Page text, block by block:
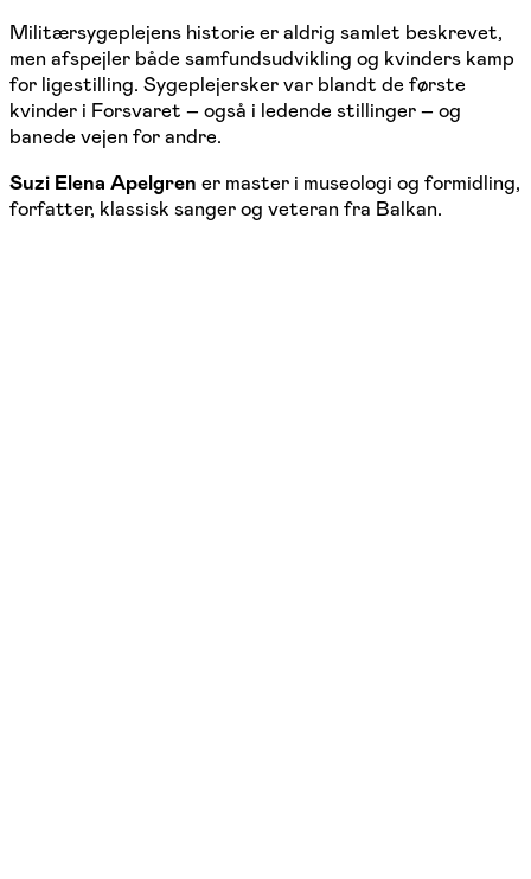
Militærsygeplejens historie er aldrig samlet beskrevet,
men afspejler både samfundsudvikling og kvinders kamp
for ligestilling. Sygeplejersker var blandt de første
kvinder i Forsvaret – også i ledende stillinger – og
banede vejen for andre.
Suzi Elena Apelgren er master i museologi og formidling,
forfatter, klassisk sanger og veteran fra Balkan.